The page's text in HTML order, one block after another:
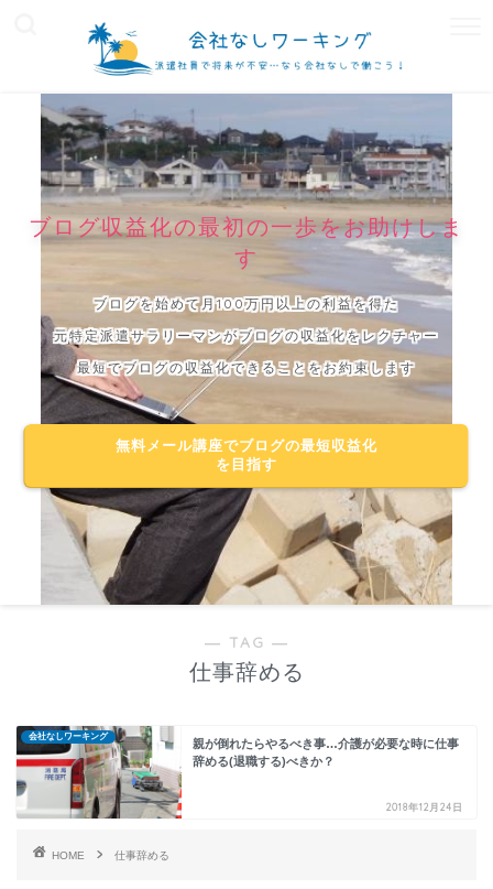
ブログ収益化の最初の一歩をお助けしま
す
ブログを始めて月100万円以上の利益を得た
元特定派遣サラリーマンがブログの収益化をレクチャー
最短でブログの収益化できることをお約束します
無料メール講座でブログの最短収益化
を目指す
― TAG ―
仕事辞める
会社なしワーキング
親が倒れたらやるべき事…介護が必要な時に仕事
辞める(退職する)べきか？
2018年12月24日
HOME 仕事辞める